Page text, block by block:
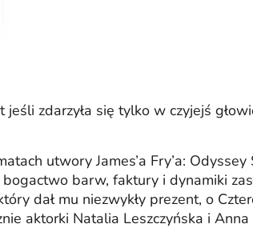
zdarzyła się tylko w czyjejś
utwory James’a Fry’a:
barw, faktury i dynamiki
dał mu niezwykły prezent, o
aktorki Natalia Leszczyńska i